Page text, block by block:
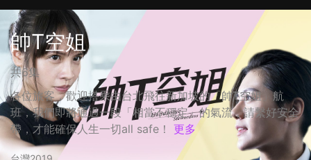
帥T空姐
共6集
各位旅客，歡迎搭乘由台北飛往新加坡的「帥T空姐」航
班，我們即將通過一段「相當不穩定」的氣流，請繫好安全
帶，才能確保人生一切all safe！ 更多